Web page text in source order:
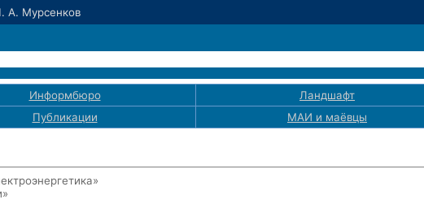
А. Мурсенков
Информбюро
Ландшафт
Публикации МАИ и маёвцы